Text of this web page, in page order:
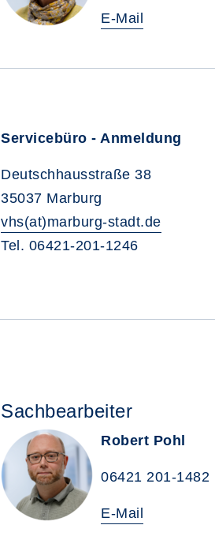
E-Mail
Servicebüro - Anmeldung
Deutschhausstraße 38
35037 Marburg
vhs(at)marburg-stadt.de
Tel. 06421-201-1246
Sachbearbeiter
Robert Pohl
06421 201-1482
E-Mail